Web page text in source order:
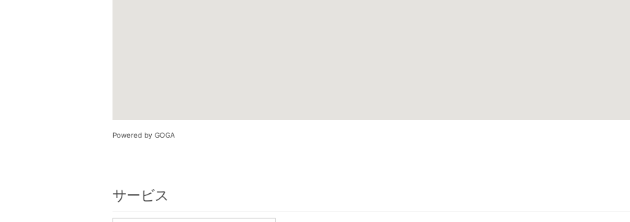
Powered by GOGA
サービス